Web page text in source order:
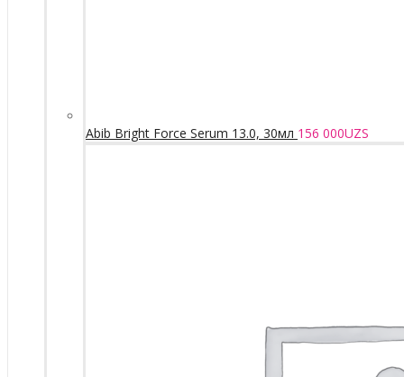
Abib Bright Force Serum 13.0, 30мл 156 000UZS